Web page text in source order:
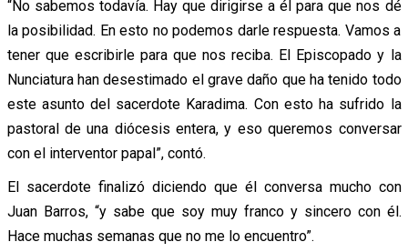
“No sabemos todavía. Hay que dirigirse a él para que nos dé
la posibilidad. En esto no podemos darle respuesta. Vamos a
tener que escribirle para que nos reciba. El Episcopado y la
Nunciatura han desestimado el grave daño que ha tenido todo
este asunto del sacerdote Karadima. Con esto ha sufrido la
pastoral de una diócesis entera, y eso queremos conversar
con el interventor papal”, contó.
El sacerdote finalizó diciendo que él conversa mucho con
Juan Barros, “y sabe que soy muy franco y sincero con él.
Hace muchas semanas que no me lo encuentro”.